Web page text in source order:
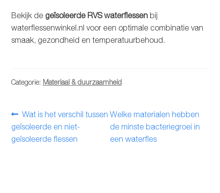
Bekijk de geïsoleerde RVS waterflessenbij
waterflessenwinkel.nl voor een optimale combinatie van
smaak, gezondheid en temperatuurbehoud.
Categorie: Materiaal & duurzaamheid
Bericht
navigatie
Vorig
bericht:
Wat is het verschil tussen
geïsoleerde en niet-
geïsoleerde flessen
Volgend
bericht:
Welke materialen hebben
de minste bacteriegroei in
een waterfles